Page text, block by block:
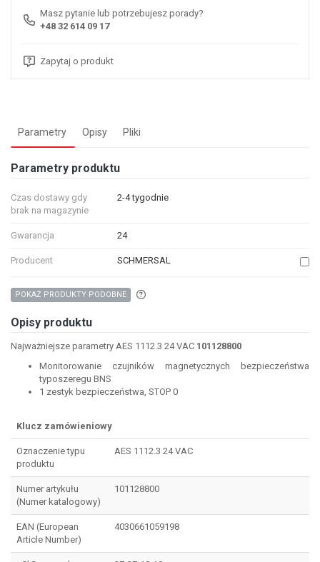
Masz pytanie lub potrzebujesz porady?
+48 32 614 09 17
Zapytaj o produkt
Parametry Opisy Pliki
Parametry produktu
Czas dostawy gdy
brak na magazynie
2-4 tygodnie
Gwarancja 24
Producent SCHMERSAL
POKAŻ PRODUKTY PODOBNE
Opisy produktu
Najważniejsze parametry AES 1112.3 24 VAC 101128800
Monitorowanie czujników magnetycznych bezpieczeństwa
typoszeregu BNS
1 zestyk bezpieczeństwa, STOP 0
Klucz zamówieniowy
Oznaczenie typu
produktu
AES 1112.3 24 VAC
Numer artykułu
(Numer katalogowy)
101128800
EAN (European
Article Number)
4030661059198